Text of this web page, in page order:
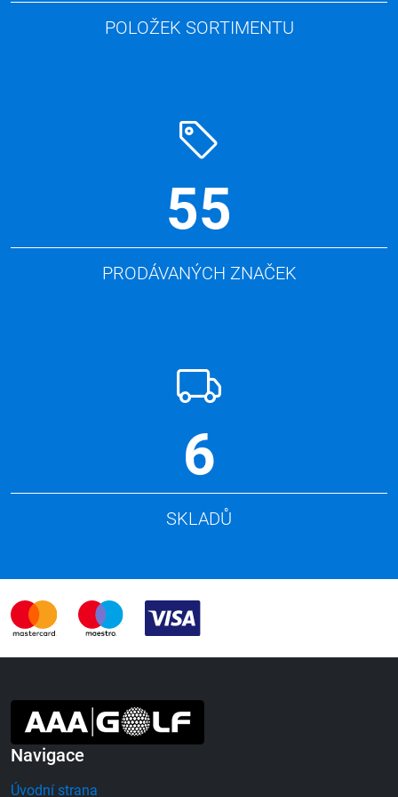
POLOŽEK SORTIMENTU
55
PRODÁVANÝCH ZNAČEK
6
SKLADŮ
Navigace
Úvodní strana